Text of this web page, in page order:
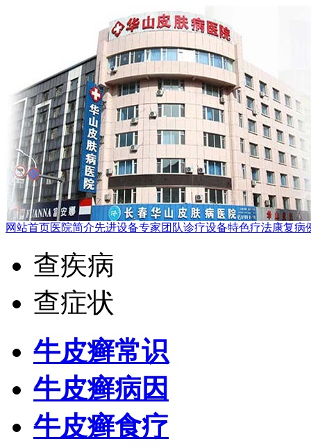
网站首页医院简介先进设备专家团队诊疗设备特色疗法康复病
查疾病
查症状
牛皮癣常识
牛皮癣病因
牛皮癣食疗